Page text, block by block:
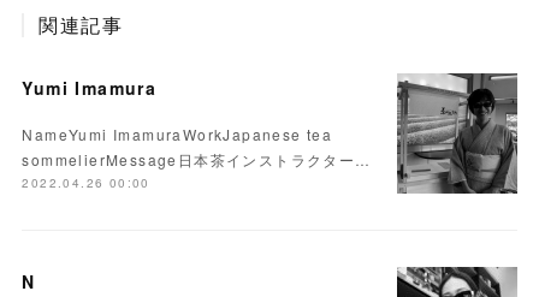
関連記事
Yumi Imamura
NameYumi ImamuraWorkJapanese tea
sommelierMessage日本茶インストラクター…
2022.04.26 00:00
N